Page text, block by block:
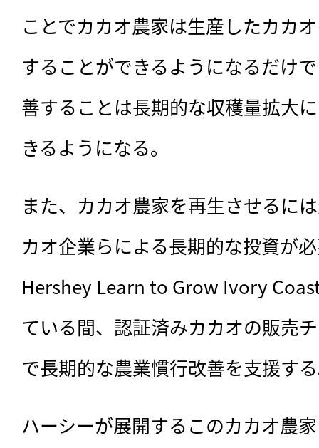
ことでカカオ農家は生産したカカ
することができるようになるだけ
善することは長期的な収穫量拡大
きるようになる。
また、カカオ農家を再生させるに
カオ企業らによる長期的な投資が
Hershey Learn to Grow Ivory
ている間、認証済みカカオの販売
で長期的な農業慣行改善を支援す
ハーシーが展開するこのカカオ農